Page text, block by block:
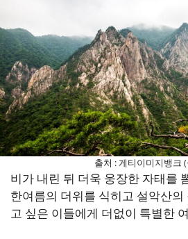
출처 : 게티이미지뱅크
비가 내린 뒤 더욱 웅장한 자태를
한여름의 더위를 식히고 설악산
고 싶은 이들에게 더없이 특별한